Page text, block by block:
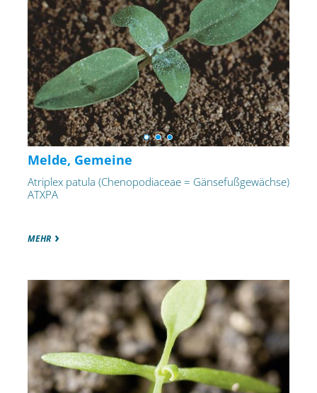
Melde, Gemeine
Atriplex patula (Chenopodiaceae = Gänsefußgewächse)
ATXPA
MEHR